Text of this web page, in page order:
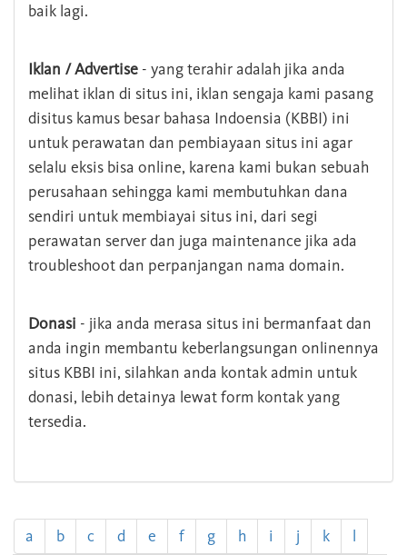
baik lagi.
Iklan / Advertise - yang terahir adalah jika anda
melihat iklan di situs ini, iklan sengaja kami pasang
disitus kamus besar bahasa Indoensia (KBBI) ini
untuk perawatan dan pembiayaan situs ini agar
selalu eksis bisa online, karena kami bukan sebuah
perusahaan sehingga kami membutuhkan dana
sendiri untuk membiayai situs ini, dari segi
perawatan server dan juga maintenance jika ada
troubleshoot dan perpanjangan nama domain.
Donasi - jika anda merasa situs ini bermanfaat dan
anda ingin membantu keberlangsungan onlinennya
situs KBBI ini, silahkan anda kontak admin untuk
donasi, lebih detainya lewat form kontak yang
tersedia.
a b c d e f g h i j k l